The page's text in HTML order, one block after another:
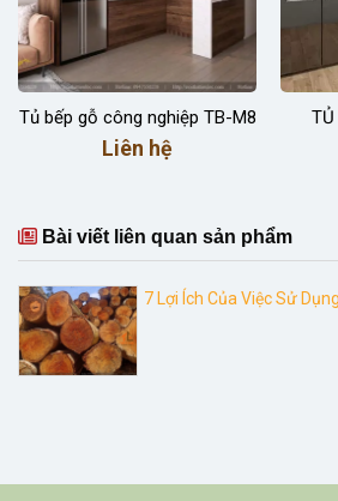
Tủ bếp gỗ công nghiệp TB-M8
Liên hệ
TỦ
Bài viết liên quan sản phẩm
7 Lợi Ích Của Việc Sử